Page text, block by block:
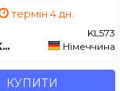
термін 4 дн.
KL573
MAHLE / KNECHT
Німеччина
КУПИТИ